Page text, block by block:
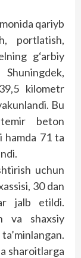
qariyb
portlatish,
g‘arbiy
kilometr
Bu
beton
hamda 71 ta
uchun
30 dan
jalb etildi.
va shaxsiy
sharoitlarga